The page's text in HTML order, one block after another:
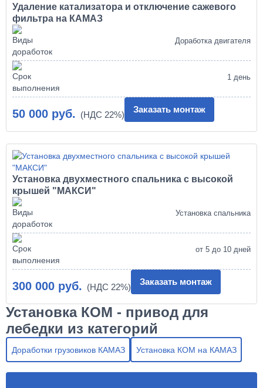
Удаление катализатора и отключение сажевого
фильтра на КАМАЗ
Доработка двигателя
1 день
50 000 руб. Заказать монтаж
Установка двухместного спальника с высокой
крышей "МАКСИ"
Установка спальника
от 5 до 10 дней
300 000 руб. Заказать монтаж
Установка КОМ - привод для
лебедки из категорий
Доработки грузовиков КАМАЗ Установка КОМ на КАМАЗ